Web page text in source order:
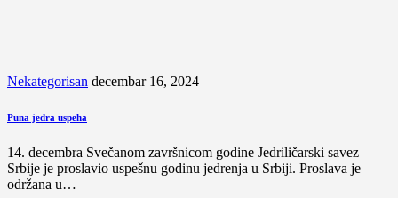
Nekategorisan decembar 16, 2024
Puna jedra uspeha
14. decembra Svečanom završnicom godine Jedriličarski savez
Srbije je proslavio uspešnu godinu jedrenja u Srbiji. Proslava je
održana u…